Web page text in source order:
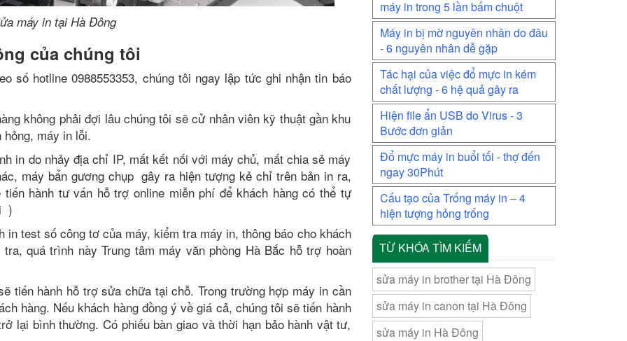
máy in tại Hà Đông
của chúng tôi
số hotline 0988553353, chúng tôi ngay lập tức ghi nhận tin báo
không phải đợi lâu chúng tôi sẽ cử nhân viên kỹ thuật gần khu
máy in lỗi.
in do nhảy địa chỉ IP, mất kết nối với máy chủ, mất chia sẻ máy
máy bẩn gương chụp gây ra hiện tượng kẻ chỉ trên bản in ra,
hành tư vấn hỗ trợ online miễn phí để khách hàng có thể tự
)
in test số công tơ của máy, kiểm tra máy in, thông báo cho khách
quá trình này Trung tâm máy văn phòng Hà Bắc hỗ trợ hoàn
tiến hành hỗ trợ sửa chữa tại chỗ. Trong trường hợp máy in cần
hàng. Nếu khách hàng đồng ý về giá cả, chúng tôi sẽ tiến hành
lại bình thường. Có phiếu bàn giao và thời hạn bảo hành vật tư,
máy in trong 5 lần bấm chuột
Máy in bị mờ nguyên nhân do đâu
- 6 nguyên nhân dễ gặp
Tác hại của việc đổ mực in kém
chất lượng - 6 hệ quả gây ra
Hiện file ẩn USB do Virus - 3
Bước đơn giản
Đổ mực máy in buổi tối - thợ đến
ngay 30Phút
Cấu tạo của Trống máy in – 4
hiện tượng hỏng trống
TỪ KHÓA TÌM KIẾM
sửa máy in brother tại Hà Đông
sửa máy in canon tại Hà Đông
sửa máy in Hà Đông